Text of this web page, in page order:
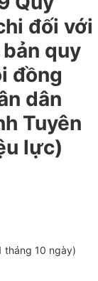
đối với
quy
đồng
dân
Tuyên
lực)
tháng 10 ngày)